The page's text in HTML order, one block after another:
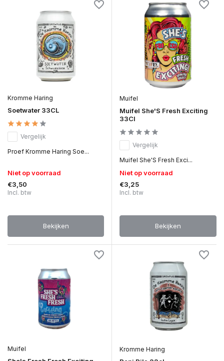
Kromme Haring
Soetwater 33CL
Vergelijk
Proef Kromme Haring Soe...
Niet op voorraad
€3,50
Incl. btw
Bekijken
Muifel
Muifel She'S Fresh Exciting
33Cl
Vergelijk
Muifel She'S Fresh Exci...
Niet op voorraad
€3,25
Incl. btw
Bekijken
Muifel Kromme Haring